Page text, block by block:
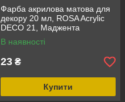
Фарба акрилова матова для
декору 20 мл, ROSA Acrylic
DECO 21, Маджента
В наявності
23 ₴
Купити